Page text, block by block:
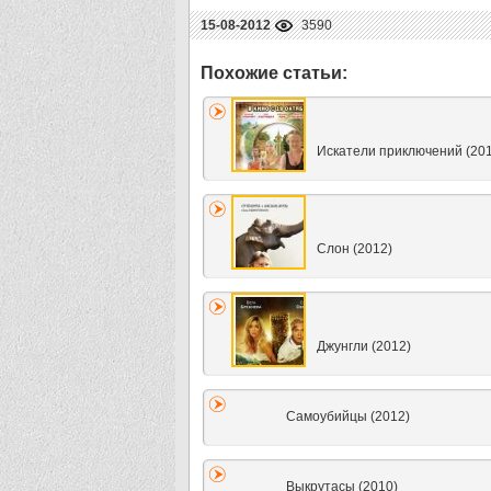
15-08-2012 3590
Искатели приключений
Слон (2012)
Джунгли (2012)
Самоубийцы (2012)
Выкрутасы (2010)